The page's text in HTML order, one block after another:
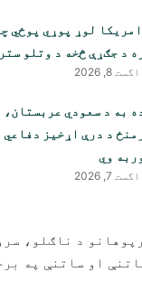
لوړ پوړي پوځي
د جګړې څخه د وتلو
اگست 8, 2026
به د سعودي
د درې اړخیز دفاعي
وي
اگست 7, 2026
د ناګلو،
او ساتنې په